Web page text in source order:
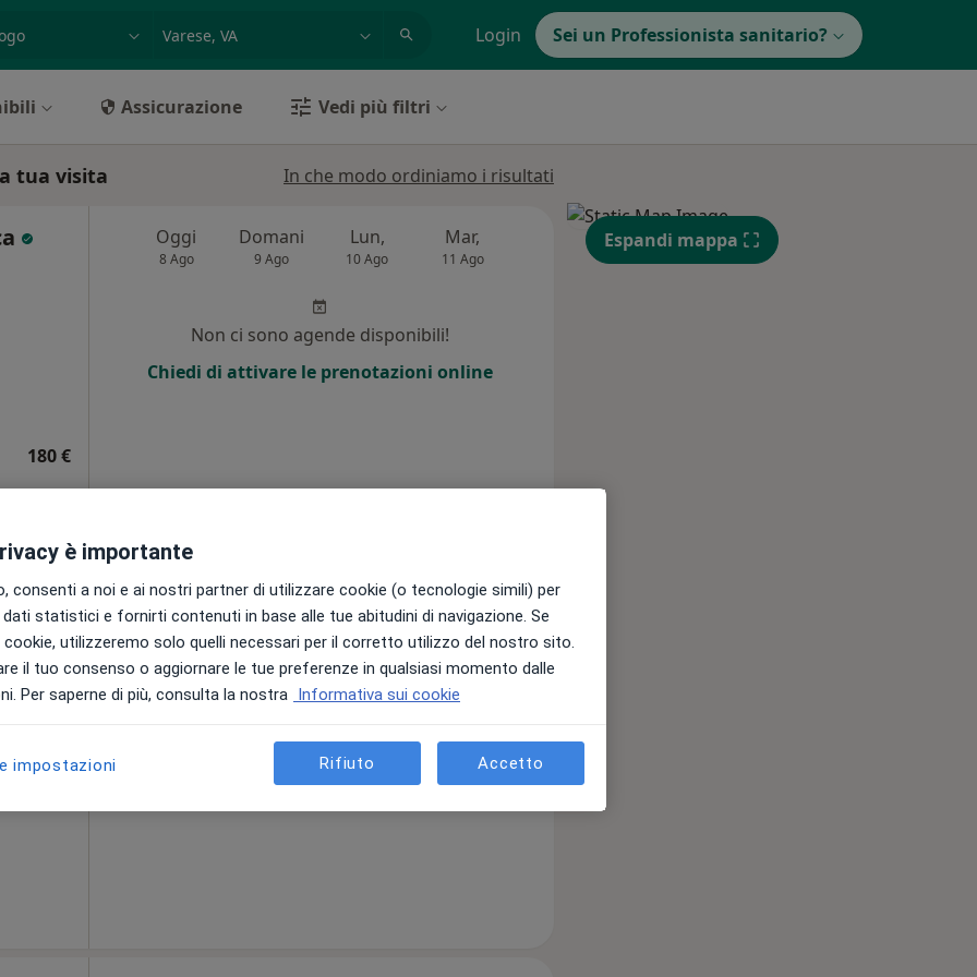
Login Sei un Professionista sanitario?
Assicurazione Vedi più filtri
tua visita In che modo ordiniamo i risultati
180 €
Oggi
8 Ago
Domani
9 Ago
Lun,
10 Ago
Mar,
11 Ago
Gio, Ven,
14 Ago
Non ci sono agende disponibili!
Chiedi di attivare le prenotazioni online
8 Ago 9 Ago 10 Ago 11 Ago 12 Ago
Non ci sono agende disponibili!
Mostra profilo
Espandi mappa
è importante
consenti a noi e ai nostri partner di utilizzare cookie (o tecnologie simili) per
statistici e fornirti contenuti in base alle tue abitudini di navigazione. Se
utilizzeremo solo quelli necessari per il corretto utilizzo del nostro sito.
il tuo consenso o aggiornare le tue preferenze in qualsiasi momento dalle
Per saperne di più, consulta la nostra Informativa sui cookie
impostazioni Rifiuto Accetto